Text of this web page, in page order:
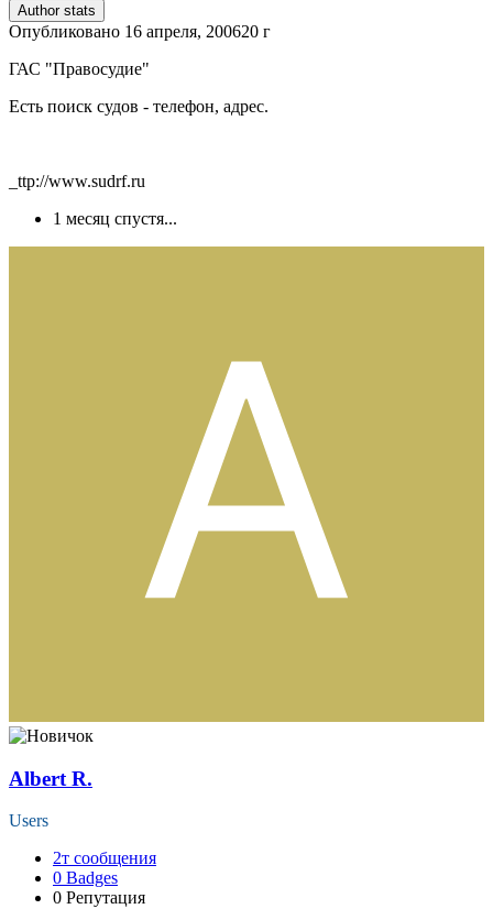
Author stats
Опубликовано 16 апреля, 200620 г
ГАС "Правосудие"
Есть поиск судов - телефон, адрес.
_ttp://www.sudrf.ru
1 месяц спустя...
Albert R.
Users
2т сообщения
0 Badges
0 Репутация